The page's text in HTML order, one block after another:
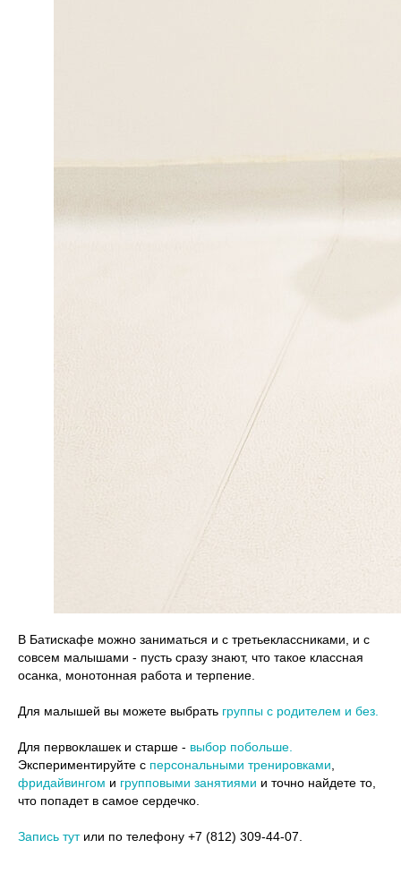
В Батискафе можно заниматься и с третьеклассниками, и с
совсем малышами - пусть сразу знают, что такое классная
осанка, монотонная работа и терпение.
Для малышей вы можете выбрать группы с родителем и без.
Для первоклашек и старше - выбор побольше.
Экспериментируйте с персональными тренировками
фридайвингом и групповыми занятиями и точно найдете то,
что попадет в самое сердечко.
Запись тутили по телефону +7 (812) 309-44-07.